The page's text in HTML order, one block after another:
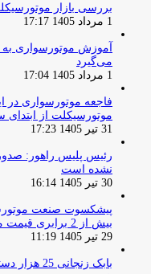
بررسی بازار
1 مرداد 1405 17:17
آموزش موتورسواری به
می‌گیرد
1 مرداد 1405 17:04
موتورسیکلت از ابتدای سال 1405 تا کنون در
31 تیر 1405 17:23
رئیس پلیس راهور: صدور
نشده است
30 تیر 1405 16:14
پیشکسوت صنعت
بیش از 2 برابری قیمت موتورسیکلت در مقایسه با سال 1404
29 تیر 1405 11:19
بابک